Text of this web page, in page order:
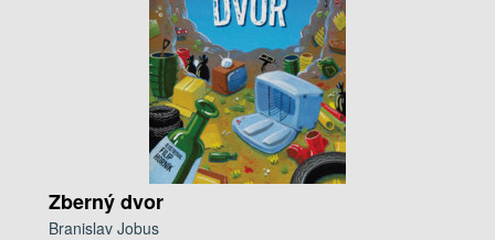
Zberný dvor
Branislav Jobus